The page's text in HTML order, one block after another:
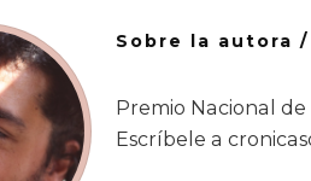
Sobre la autora
Premio Nacional de
Escríbele a